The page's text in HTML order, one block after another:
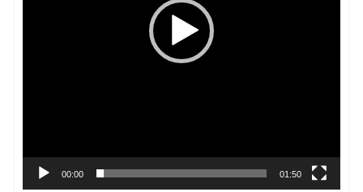
00:00 01:50